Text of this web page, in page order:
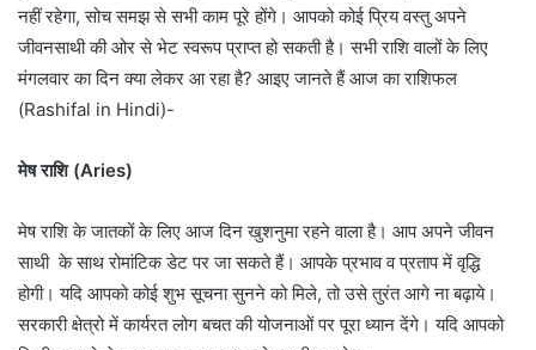
नहीं रहेगा, सोच समझ से सभी काम पूरे होंगे। आपको कोई प्रिय वस्तु अपने
जीवनसाथी की ओर से भेट स्वरूप प्राप्त हो सकती है। सभी राशि वालों के लिए
मंगलवार का दिन क्या लेकर आ रहा है? आइए जानते हैं आज का राशिफल
(Rashifal in Hindi)-
मेष राशि (Aries)
मेष राशि के जातकों के लिए आज दिन खुशनुमा रहने वाला है। आप अपने जीवन
साथी के साथ रोमांटिक डेट पर जा सकते हैं। आपके प्रभाव व प्रताप में वृद्धि
होगी। यदि आपको कोई शुभ सूचना सुनने को मिले, तो उसे तुरंत आगे ना बढ़ाये।
सरकारी क्षेत्रो में कार्यरत लोग बचत की योजनाओं पर पूरा ध्यान देंगे। यदि आपको